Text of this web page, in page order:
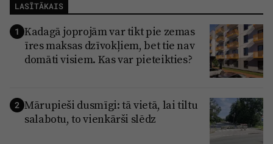
LASĪTĀKAIS
1 Kadagā joprojām var tikt pie zemas
īres maksas dzīvokļiem, bet tie nav
domāti visiem. Kas var pieteikties?
2 Mārupieši dusmīgi: tā vietā, lai tiltu
salabotu, to vienkārši slēdz